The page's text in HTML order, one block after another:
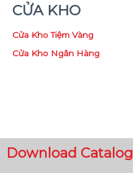
CỬA KHO
Cửa Kho Tiệm Vàng
Cửa Kho Ngân Hàng
Download Catalog